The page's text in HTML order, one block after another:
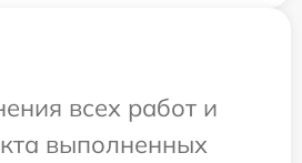
всех работ и
выполненных